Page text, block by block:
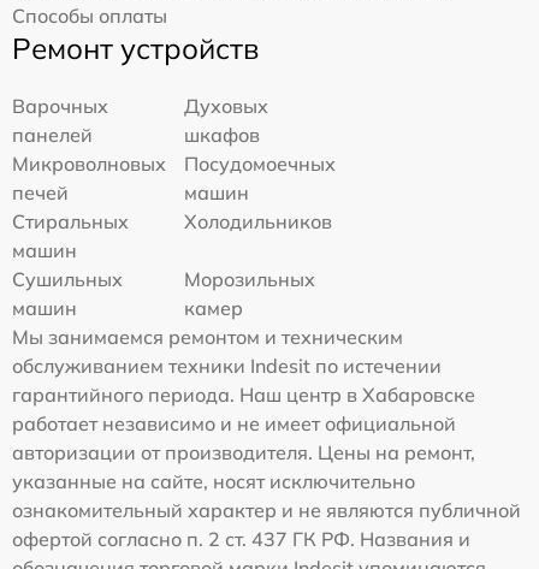
Способы оплаты
Ремонт устройств
Варочных
панелей
Духовых
шкафов
Микроволновых
печей
Посудомоечных
машин
Стиральных
машин
Холодильников
Сушильных
машин
Морозильных
камер
Мы занимаемся ремонтом и техническим
обслуживанием техники Indesit по истечении
гарантийного периода. Наш центр в Хабаровске
работает независимо и не имеет официальной
авторизации от производителя. Цены на ремонт,
указанные на сайте, носят исключительно
ознакомительный характер и не являются публичной
офертой согласно п. 2 ст. 437 ГК РФ. Названия и